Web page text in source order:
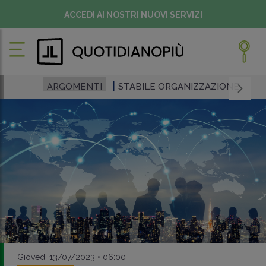
ACCEDI AI NOSTRI NUOVI SERVIZI
ARGOMENTI STABILE ORGANIZZAZIONE
Giovedì 13/07/2023 • 06:00